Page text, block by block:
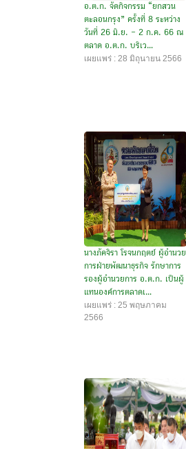
อ.ต.ก. จัดกิจกรรม “ยกสวน
ตะลอนกรุง” ครั้งที่ 8 ระหว่าง
วันที่ 26 มิ.ย. – 2 ก.ค. 66 ณ
ตลาด อ.ต.ก. บริเว...
เผยแพร่ : 28 มิถุนายน 2566
นางภัคจิรา โรจนกฤตย์ ผู้อำนวย
การฝ่ายพัฒนาธุรกิจ รักษาการ
รองผู้อำนวยการ อ.ต.ก. เป็นผู้
แทนองค์การตลาดเ...
เผยแพร่ : 25 พฤษภาคม
2566